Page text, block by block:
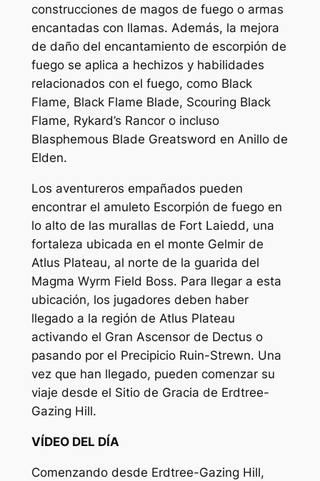
construcciones de magos de fuego o armas
encantadas con llamas. Además, la mejora
de daño del encantamiento de escorpión de
fuego se aplica a hechizos y habilidades
relacionados con el fuego, como Black
Flame, Black Flame Blade, Scouring Black
Flame, Rykard’s Rancor o incluso
Blasphemous Blade Greatsword en Anillo de
Elden.
Los aventureros empañados pueden
encontrar el amuleto Escorpión de fuego en
lo alto de las murallas de Fort Laiedd, una
fortaleza ubicada en el monte Gelmir de
Atlus Plateau, al norte de la guarida del
Magma Wyrm Field Boss. Para llegar a esta
ubicación, los jugadores deben haber
llegado a la región de Atlus Plateau
activando el Gran Ascensor de Dectus o
pasando por el Precipicio Ruin-Strewn. Una
vez que han llegado, pueden comenzar su
viaje desde el Sitio de Gracia de Erdtree-
Gazing Hill.
VÍDEO DEL DÍA
Comenzando desde Erdtree-Gazing Hill,